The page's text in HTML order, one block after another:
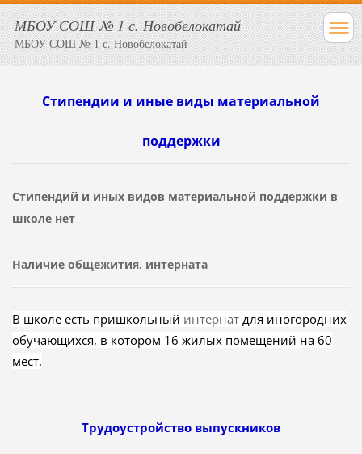
МБОУ СОШ № 1 с. Новобелокатай
МБОУ СОШ № 1 с. Новобелокатай
Стипендии и иные виды материальной
поддержки
Стипендий и иных видов материальной поддержки в
школе нет
Наличие общежития, интерната
В школе есть пришкольный интернатдля иногородних
обучающихся, в котором 16 жилых помещений на 60
мест.
Трудоустройство выпускников